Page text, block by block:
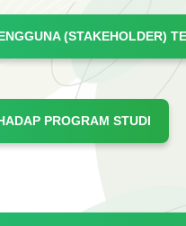
(STAKEHOLDER)
PROGRAM STUDI